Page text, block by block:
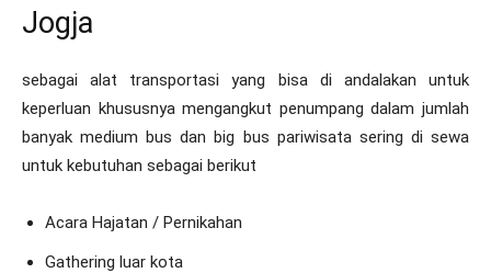
Jogja
sebagai alat transportasi yang bisa di andalakan untuk
keperluan khususnya mengangkut penumpang dalam jumlah
banyak medium bus dan big bus pariwisata sering di sewa
untuk kebutuhan sebagai berikut
Acara Hajatan / Pernikahan
Gathering luar kota